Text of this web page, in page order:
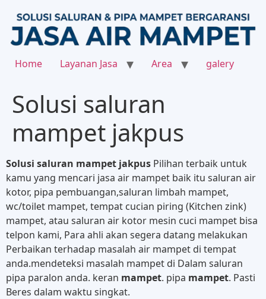
Home Layanan Jasa Area galery
Solusi saluran
mampet jakpus
Solusi saluran mampet jakpus Pilihan terbaik untuk
kamu yang mencari jasa air mampet baik itu saluran air
kotor, pipa pembuangan,saluran limbah mampet,
wc/toilet mampet, tempat cucian piring (Kitchen zink)
mampet, atau saluran air kotor mesin cuci mampet bisa
telpon kami, Para ahli akan segera datang melakukan
Perbaikan terhadap masalah air mampet di tempat
anda.mendeteksi masalah mampet di Dalam saluran
pipa paralon anda. keran mampet. pipa mampet. Pasti
Beres dalam waktu singkat.